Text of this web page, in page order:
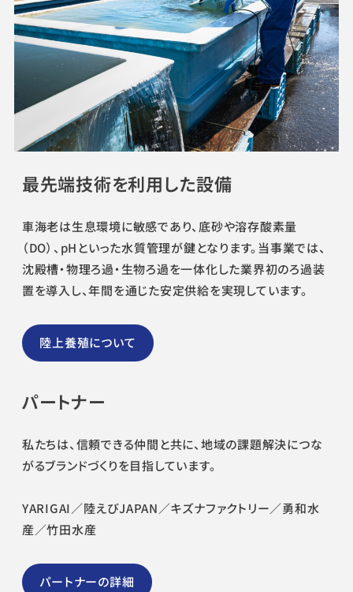
最先端技術を利用した設備
車海老は生息環境に敏感であり、底砂や溶存酸素量
（DO）、pHといった水質管理が鍵となります。当事業では、
沈殿槽・物理ろ過・生物ろ過を一体化した業界初のろ過装
置を導入し、年間を通じた安定供給を実現しています。
陸上養殖について
パートナー
私たちは、信頼できる仲間と共に、地域の課題解決につな
がるブランドづくりを目指しています。
YARIGAI／陸えびJAPAN／キズナファクトリー／勇和水
産／竹田水産
パートナーの詳細